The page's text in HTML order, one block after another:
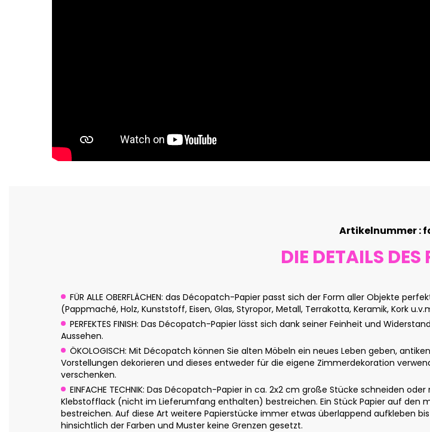
Artikelnummer :
DIE DETAILS
FÜR ALLE OBERFLÄCHEN: das Décopatch-Papier passt sich der Form aller Objekte
(Pappmaché, Holz, Kunststoff, Eisen, Glas, Styropor, Metall, Terrakotta, Keramik, Kork
PERFEKTES FINISH: Das Décopatch-Papier lässt sich dank seiner Feinheit und
Aussehen.
ÖKOLOGISCH: Mit Décopatch können Sie alten Möbeln ein neues Leben geben,
Vorstellungen dekorieren und dieses entweder für die eigene Zimmerdekoration
verschenken.
EINFACHE TECHNIK: Das Décopatch-Papier in ca. 2x2 cm große Stücke schneiden
Klebstofflack (nicht im Lieferumfang enthalten) bestreichen. Ein Stück Papier auf
bestreichen. Auf diese Art weitere Papierstücke immer etwas überlappend aufkleben
hinsichtlich der Farben und Muster keine Grenzen gesetzt.